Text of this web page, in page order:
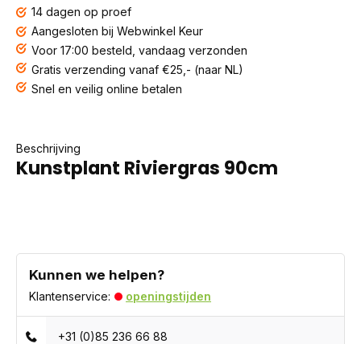
14 dagen op proef
Aangesloten bij Webwinkel Keur
Voor 17:00 besteld, vandaag verzonden
Gratis verzending vanaf €25,- (naar NL)
Snel en veilig online betalen
Beschrijving
Kunstplant Riviergras 90cm
Kunnen we helpen?
Klantenservice: openingstijden
+31 (0)85 236 66 88